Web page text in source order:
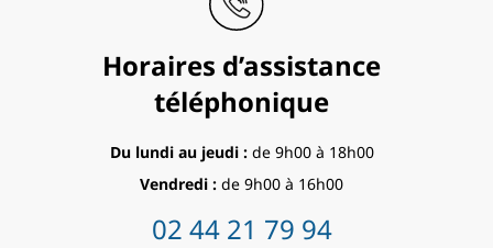
Horaires d’assistance
téléphonique
Du lundi au jeudi : de 9h00 à 18h00
Vendredi :de 9h00 à 16h00
02 44 21 79 94